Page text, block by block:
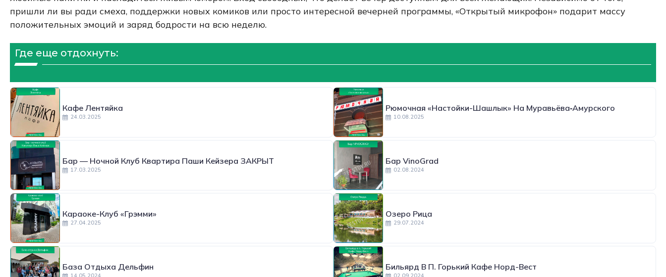
пришли ли вы ради смеха, поддержки новых комиков или просто интересной вечерней программы, «Открытый микрофон» подарит массу
положительных эмоций и заряд бодрости на всю неделю.
Где еще отдохнуть:
Кафе Лентяйка
24.03.2025
Рюмочная «Настойки-Шашлык» На Муравьёва‑Амурского
10.08.2025
Бар — Ночной Клуб Квартира Паши Кейзера ЗАКРЫТ
17.03.2025
Бар VinoGrad
02.08.2024
Караоке-Клуб «Грэмми»
27.04.2025
Озеро Рица
29.07.2024
База Отдыха Дельфин Бильярд В П. Горький Кафе Норд-Вест